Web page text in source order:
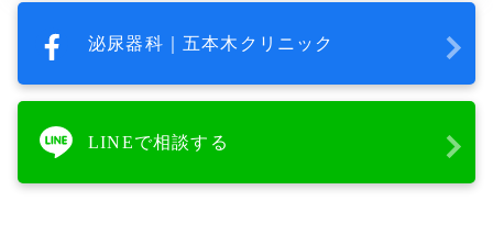
泌尿器科｜五本木クリニック
LINEで相談する